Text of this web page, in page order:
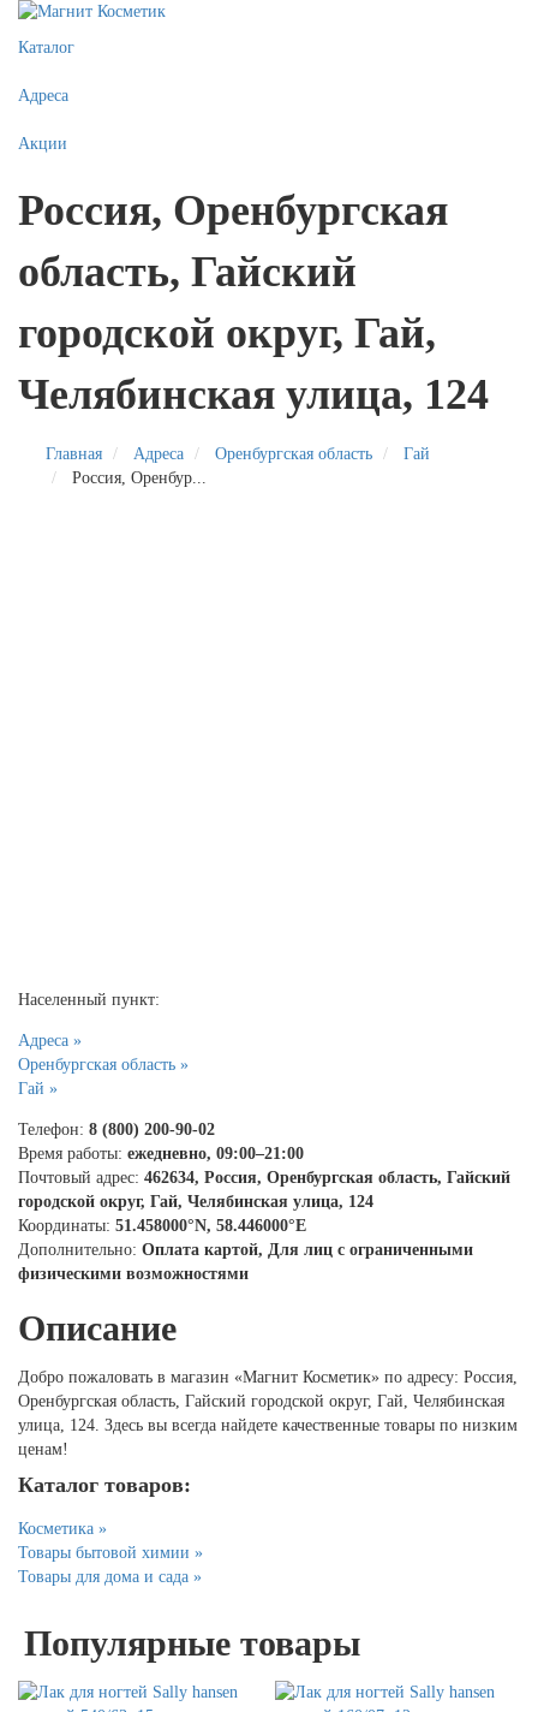
Каталог
Адреса
Акции
Россия, Оренбургская
область, Гайский
городской округ, Гай,
Челябинская улица, 124
Главная Адреса Оренбургская область
Гай
Россия, Оренбур...
Населенный пункт:
Адреса »
Оренбургская область »
Гай »
Телефон: 8 (800) 200-90-02
Время работы: ежедневно, 09:00–21:00
Почтовый адрес: 462634, Россия, Оренбургская область, Гайский
городской округ, Гай, Челябинская улица, 124
Координаты: 51.458000°N, 58.446000°E
Дополнительно: Оплата картой, Для лиц с ограниченными
физическими возможностями
Описание
Добро пожаловать в магазин «Магнит Косметик» по адресу: Россия,
Оренбургская область, Гайский городской округ, Гай, Челябинская
улица, 124. Здесь вы всегда найдете качественные товары по низким
ценам!
Каталог товаров:
Косметика »
Товары бытовой химии »
Товары для дома и сада »
Популярные товары